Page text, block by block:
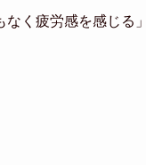
なく疲労感を感じ